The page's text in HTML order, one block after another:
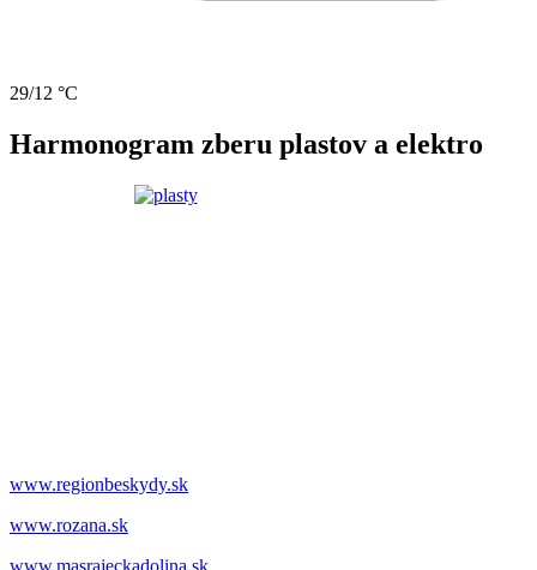
29/12 °C
Harmonogram zberu plastov a elektro
www.regionbeskydy.sk
www.rozana.sk
www.masrajeckadolina.sk